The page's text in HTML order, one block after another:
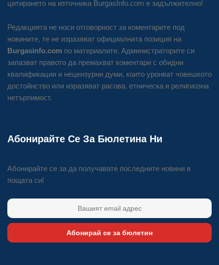
цитирането на източника BurgasInfo.com е задължително!
Редакцията не носи отговорност за коментарите под
новините, те не изразяват официалната позиция на
Burgasinfo.com по материалите. Администраторите си
запазват правото да премахват коментари с обидни
квалификации и нецензурни думи, които уронват човешкото
достойнство или изразяват расова, етническа и религиозна
нетърпимост.
Абонирайте Се За Бюлетина Ни
Абонирайте се за да получавате последните новини в
пощата си!
Абонирай се за бюлетин